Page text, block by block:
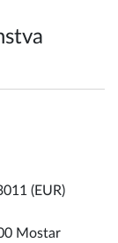
(EUR)
Mostar